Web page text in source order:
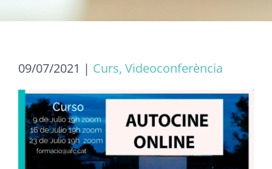
09/07/2021 | Curs, Videoconferència